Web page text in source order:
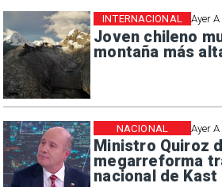
Ayer
Joven chileno
montaña más
INTERNACIONAL
Ayer
Ministro Quiroz
megarreforma
nacional de Kast
NACIONAL